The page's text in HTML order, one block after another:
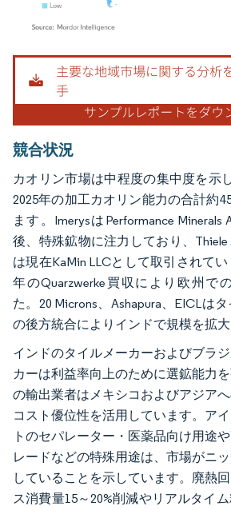
画像 © Mordor Intelligence。再利用にはCC BY
競合状況
カオリン市場は中程度の集中度を示
2025年の加工カオリン能力の合計約
ます。ImerysはPerformance Minerals
後、特殊鉱物に注力しており、
は現在KaMin LLCとして取引されてい
年のQuarzwerke買収により欧州で
た。20 Microns、Ashapura、EICLは
の後方統合によりインドで規模を拡大
インドのタイルメーカーおよびブラ
カーは利益率向上のために選鉱能力
の輸出業者はメキシコおよびアジア
コスト優位性を活用しています。ア
トのセパレーター・医薬品向け用途
レードなどの特殊用途は、市場がニ
していることを示しています。廃熱
ス消費量15～20%削減やリアルタイ